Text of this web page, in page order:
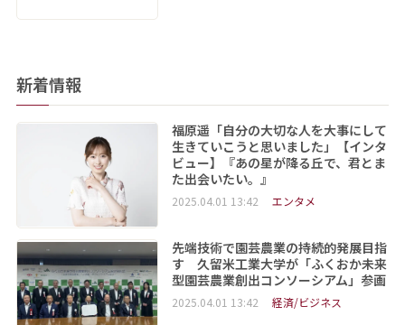
新着情報
福原遥「自分の大切な人を大事にして
生きていこうと思いました」【インタ
ビュー】『あの星が降る丘で、君とま
た出会いたい。』
2025.04.01 13:42 エンタメ
先端技術で園芸農業の持続的発展目指
す 久留米工業大学が「ふくおか未来
型園芸農業創出コンソーシアム」参画
2025.04.01 13:42 経済/ビジネス